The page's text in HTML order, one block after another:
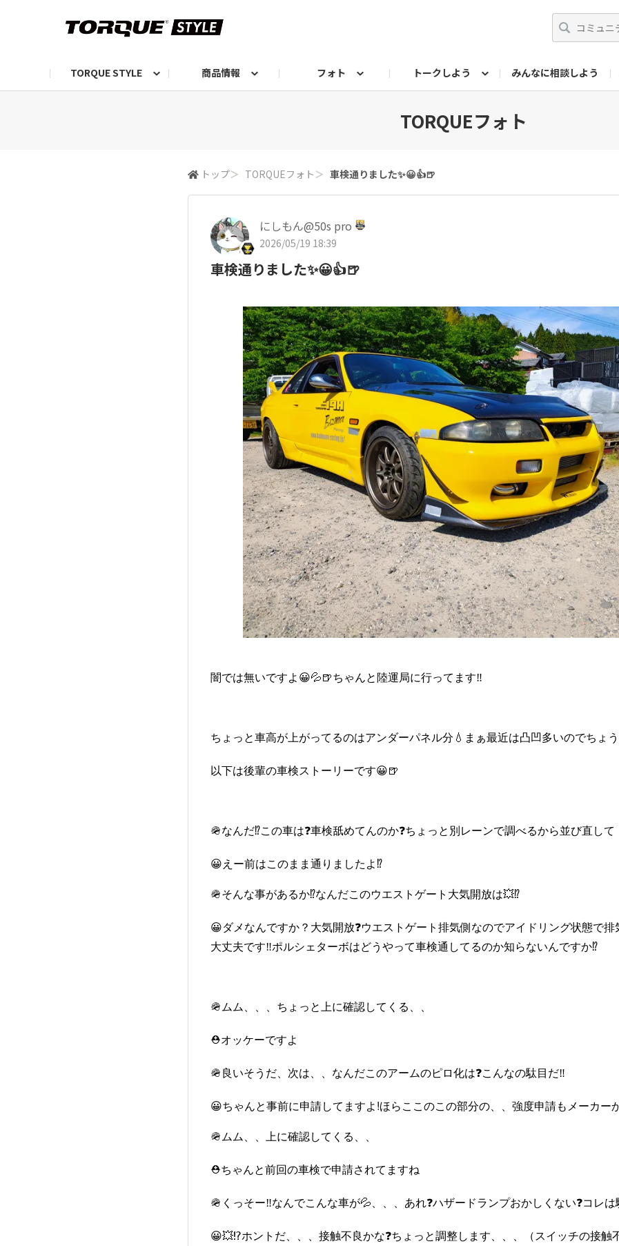
TORQUE STYLE 商品情報 フォト トークしよう みんなに相談しよう
TORQUEフォト
トップ＞ TORQUEフォト ＞ 車検通りました✨😀👍🍺
にしもん@50s pro
2026/05/19 18:39
車検通りました✨😀👍🍺
闇では無いですよ😀💦🍺ちゃんと陸運局に行ってます‼️
ちょっと車高が上がってるのはアンダーパネル分💧まぁ最近は凸凹多いのでちょ
以下は後輩の車検ストーリーです😀🍺
🪖なんだ⁉️この車は❓️車検舐めてんのか❓️ちょっと別レーンで調べるから並び直して
😀えー前はこのまま通りましたよ⁉️
🪖そんな事があるか⁉️なんだこのウエストゲート大気開放は💥⁉️
😀ダメなんですか？大気開放❓️ウエストゲート排気側なのでアイドリング状態で
大丈夫です‼️ポルシェターボはどうやって車検通してるのか知らないんですか⁉️
🪖ムム、、、ちょっと上に確認してくる、、
⛑️オッケーですよ
🪖良いそうだ、次は、、なんだこのアームのピロ化は❓️こんなの駄目だ‼️
😀ちゃんと事前に申請してますよ!ほらここのこの部分の、、強度申請もメーカー
🪖ムム、、上に確認してくる、、
⛑️ちゃんと前回の車検で申請されてますね
🪖くっそー‼️なんでこんな車が💦、、、あれ❓️ハザードランプおかしくない❓️コレ
😀💥⁉️ホントだ、、、接触不良かな❓️ちょっと調整します、、、（スイッチの接触